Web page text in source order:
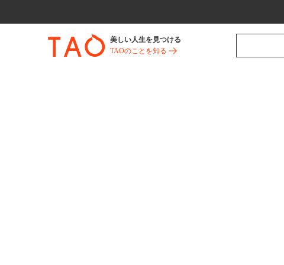
美しい人生を見つける
TAOのことを知る